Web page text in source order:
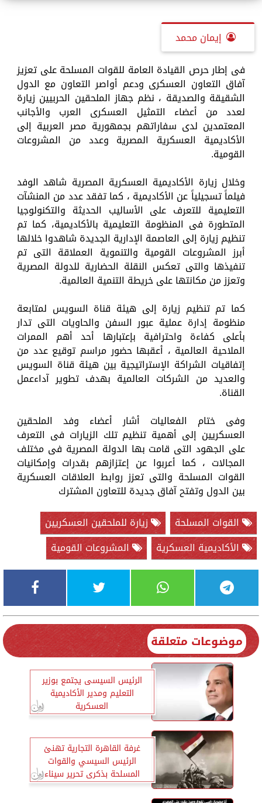
إيمان محمد
فى إطار حرص القيادة العامة للقوات المسلحة على تعزيز
آفاق التعاون العسكرى ودعم أواصر التعاون مع الدول
الشقيقة والصديقة ، نظم جهاز الملحقين الحربيين زيارة
لعدد من أعضاء التمثيل العسكرى العرب والأجانب
المعتمدين لدى سفاراتهم بجمهورية مصر العربية إلى
الأكاديمية العسكرية المصرية وعدد من المشروعات
القومية.
وخلال زيارة الأكاديمية العسكرية المصرية شاهد الوفد
فيلماً تسجيلياً عن الأكاديمية ، كما تفقد عدد من المنشآت
التعليمية للتعرف على الأساليب الحديثة والتكنولوجيا
المتطورة فى المنظومة التعليمية بالأكاديمية، كما تم
تنظيم زيارة إلى العاصمة الإدارية الجديدة شاهدوا خلالها
أبرز المشروعات القومية والتنموية العملاقة التى تم
تنفيذها والتى تعكس النقلة الحضارية للدولة المصرية
وتعزز من مكانتها على خريطة التنمية العالمية.
كما تم تنظيم زيارة إلى هيئة قناة السويس لمتابعة
منظومة إدارة عملية عبور السفن والحاويات التى تدار
بأعلى كفاءة واحترافية بإعتبارها أحد أهم الممرات
الملاحية العالمية ، أعقبها حضور مراسم توقيع عدد من
إتفاقيات الشراكة الإستراتيجية بين هيئة قناة السويس
والعديد من الشركات العالمية بهدف تطوير آداءعمل
القناة.
وفى ختام الفعاليات أشار أعضاء وفد الملحقين
العسكريين إلى أهمية تنظيم تلك الزيارات فى التعرف
على الجهود التى قامت بها الدولة المصرية فى مختلف
المجالات ، كما أعربوا عن إعتزازهم بقدرات وإمكانيات
القوات المسلحة والتى تعزز روابط العلاقات العسكرية
بين الدول وتفتح آفاق جديدة للتعاون المشترك
القوات المسلحة
زيارة للملحقين العسكريين
الأكاديمية العسكرية
المشروعات القومية
موضوعات متعلقة
الرئيس السيسى يجتمع بوزير
التعليم ومدير الأكاديمية
العسكرية
غرفة القاهرة التجارية تهنئ
الرئيس السيسي والقوات
المسلحة بذكرى تحرير سيناء